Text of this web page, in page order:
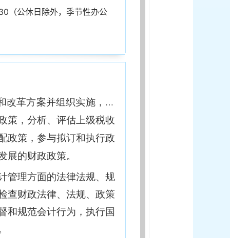
（公休日除外，季节性办公
改革方案并组织实施，分
策，分析、评估上级税收
政策，参与拟订和执行政
展的财政政策。
管理方面的法律法规、规
查财政法律、法规、政策
和规范会计行为，执行国